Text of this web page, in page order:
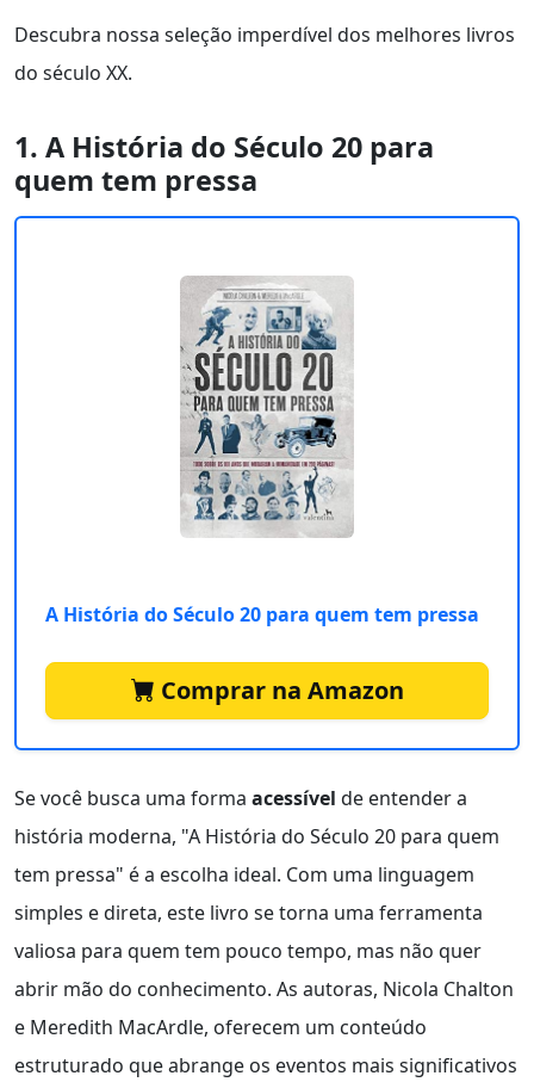
Descubra nossa seleção imperdível dos melhores livros
do século XX.
1. A História do Século 20 para
quem tem pressa
A História do Século 20 para quem tem pressa
Comprar na Amazon
Se você busca uma forma acessível de entender a
história moderna, "A História do Século 20 para quem
tem pressa" é a escolha ideal. Com uma linguagem
simples e direta, este livro se torna uma ferramenta
valiosa para quem tem pouco tempo, mas não quer
abrir mão do conhecimento. As autoras, Nicola Chalton
e Meredith MacArdle, oferecem um conteúdo
estruturado que abrange os eventos mais significativos